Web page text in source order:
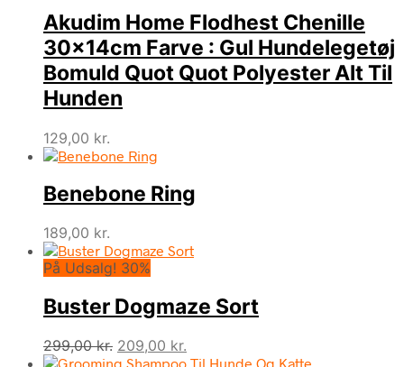
Akudim Home Flodhest Chenille
30x14cm Farve : Gul Hundelegetøj
Bomuld Quot Quot Polyester Alt Til
Hunden
129,00 kr.
Benebone Ring
189,00 kr.
På Udsalg! 30%
Buster Dogmaze Sort
299,00kr. Den
oprindelige
209,00 kr.
aktuelle